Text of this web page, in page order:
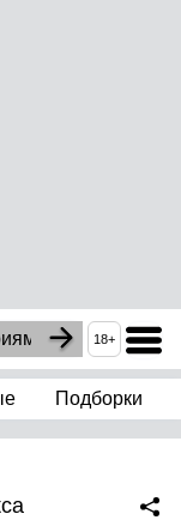
18+
Подборки